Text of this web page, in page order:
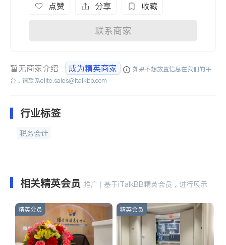
点赞 分享 收藏
联系商家
暂无商家介绍 成为精英商家
如果不想放置信息在我们的平
台，请联系elite.sales@italkbb.com
行业标签
税务会计
相关精英会员 推广 | 基于iTalkBB精英会员，进行展示
精英会员 精英会员